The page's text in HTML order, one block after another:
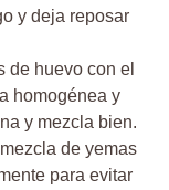
y deja reposar
de huevo con el
homogénea y
y mezcla bien.
de yemas
para evitar